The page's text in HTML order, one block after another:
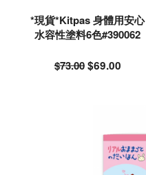
*現貨*Kitpas 身體用安心
水容性塗料6色#390062
$73.00$69.00